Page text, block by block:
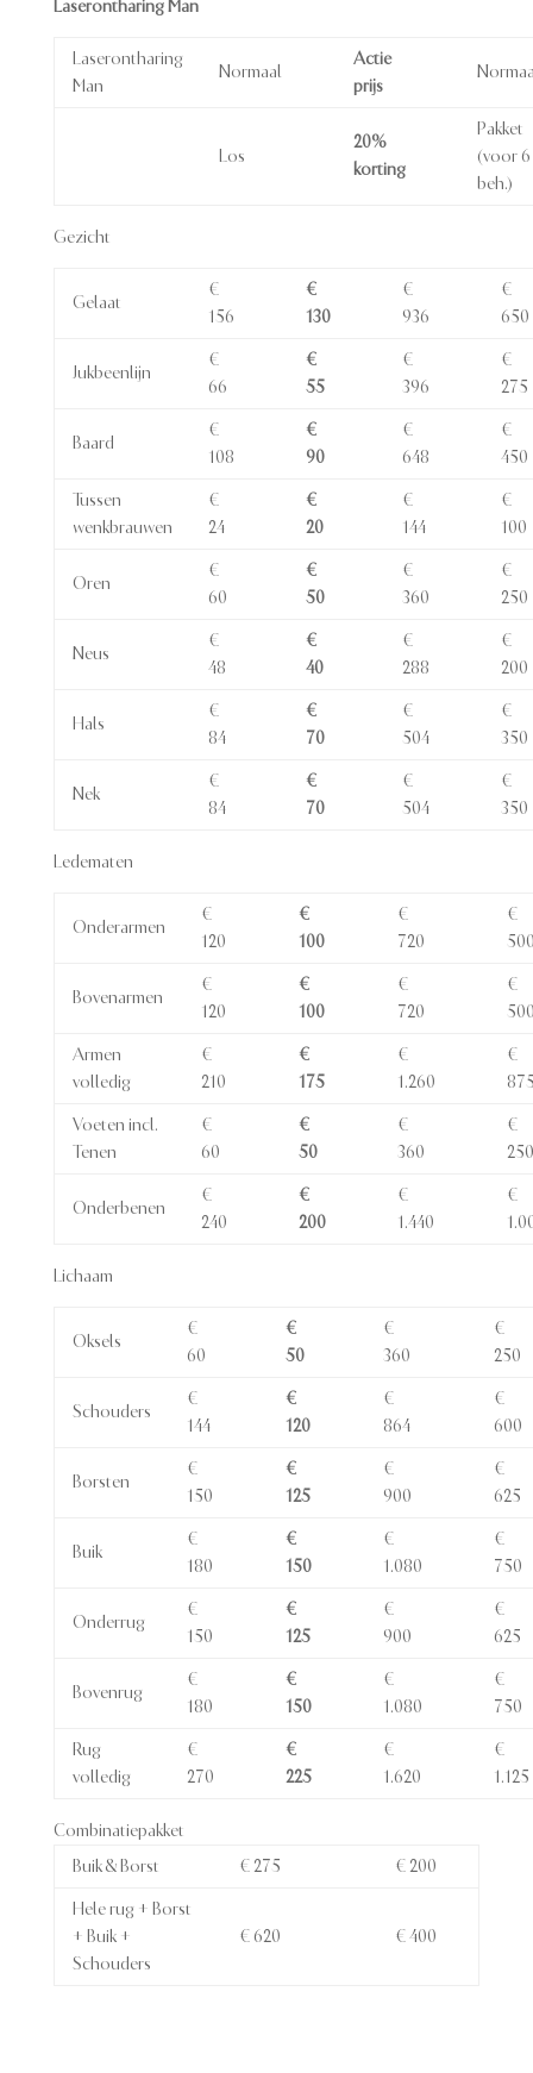
Laserontharing Man
Laserontharing
Man
Normaal
Actie
prijs
Los
20%
korting
Pakket
(voor 6
beh.)
Gezicht
Gelaat
€
156
€
130
€
936
€
650
Jukbeenlijn
€
66
€
55
€
396
€
275
Baard
€
108
€
90
€
648
€
450
Tussen
wenkbrauwen
€
24
€
20
€
144
€
100
Oren
€
60
€
50
€
360
€
250
Neus
€
48
€
40
€
288
€
200
Hals
€
84
€
70
€
504
€
350
Nek
€
84
€
70
€
504
€
350
Ledematen
Onderarmen
€
120
€
100
€
720
€
Bovenarmen
€
120
€
100
€
720
€
Armen
volledig
€
210
€
175
€
1.260
€
Voeten incl.
Tenen
€
60
€
50
€
360
€
250
Onderbenen
€
240
€
200
€
1.440
€
Lichaam
Oksels
€
60
€
50
€
360
€
250
Schouders
€
144
€
120
€
864
€
600
Borsten
€
150
€
125
€
900
€
625
Buik
€
180
€
150
€
1.080
€
750
Onderrug
€
150
€
125
€
900
€
625
Bovenrug
€
180
€
150
€
1.080
€
750
Rug
volledig
€
270
€
225
€
1.620
€
1.125
Combinatiepakket
Buik & Borst
€ 275 € 200
Hele rug + Borst
+ Buik +
Schouders
€ 620 € 400